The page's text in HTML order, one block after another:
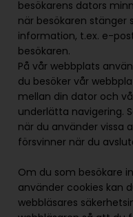
besökarens dators
när besökaren stänger
information, t.ex. e-
besökaren.
På vår webbplats
du besöker vår
mellan din dator och
underlätta navigering.
när du använder vissa
försvinner när du
Om du som besökare
använder cookies kan
webbläsares